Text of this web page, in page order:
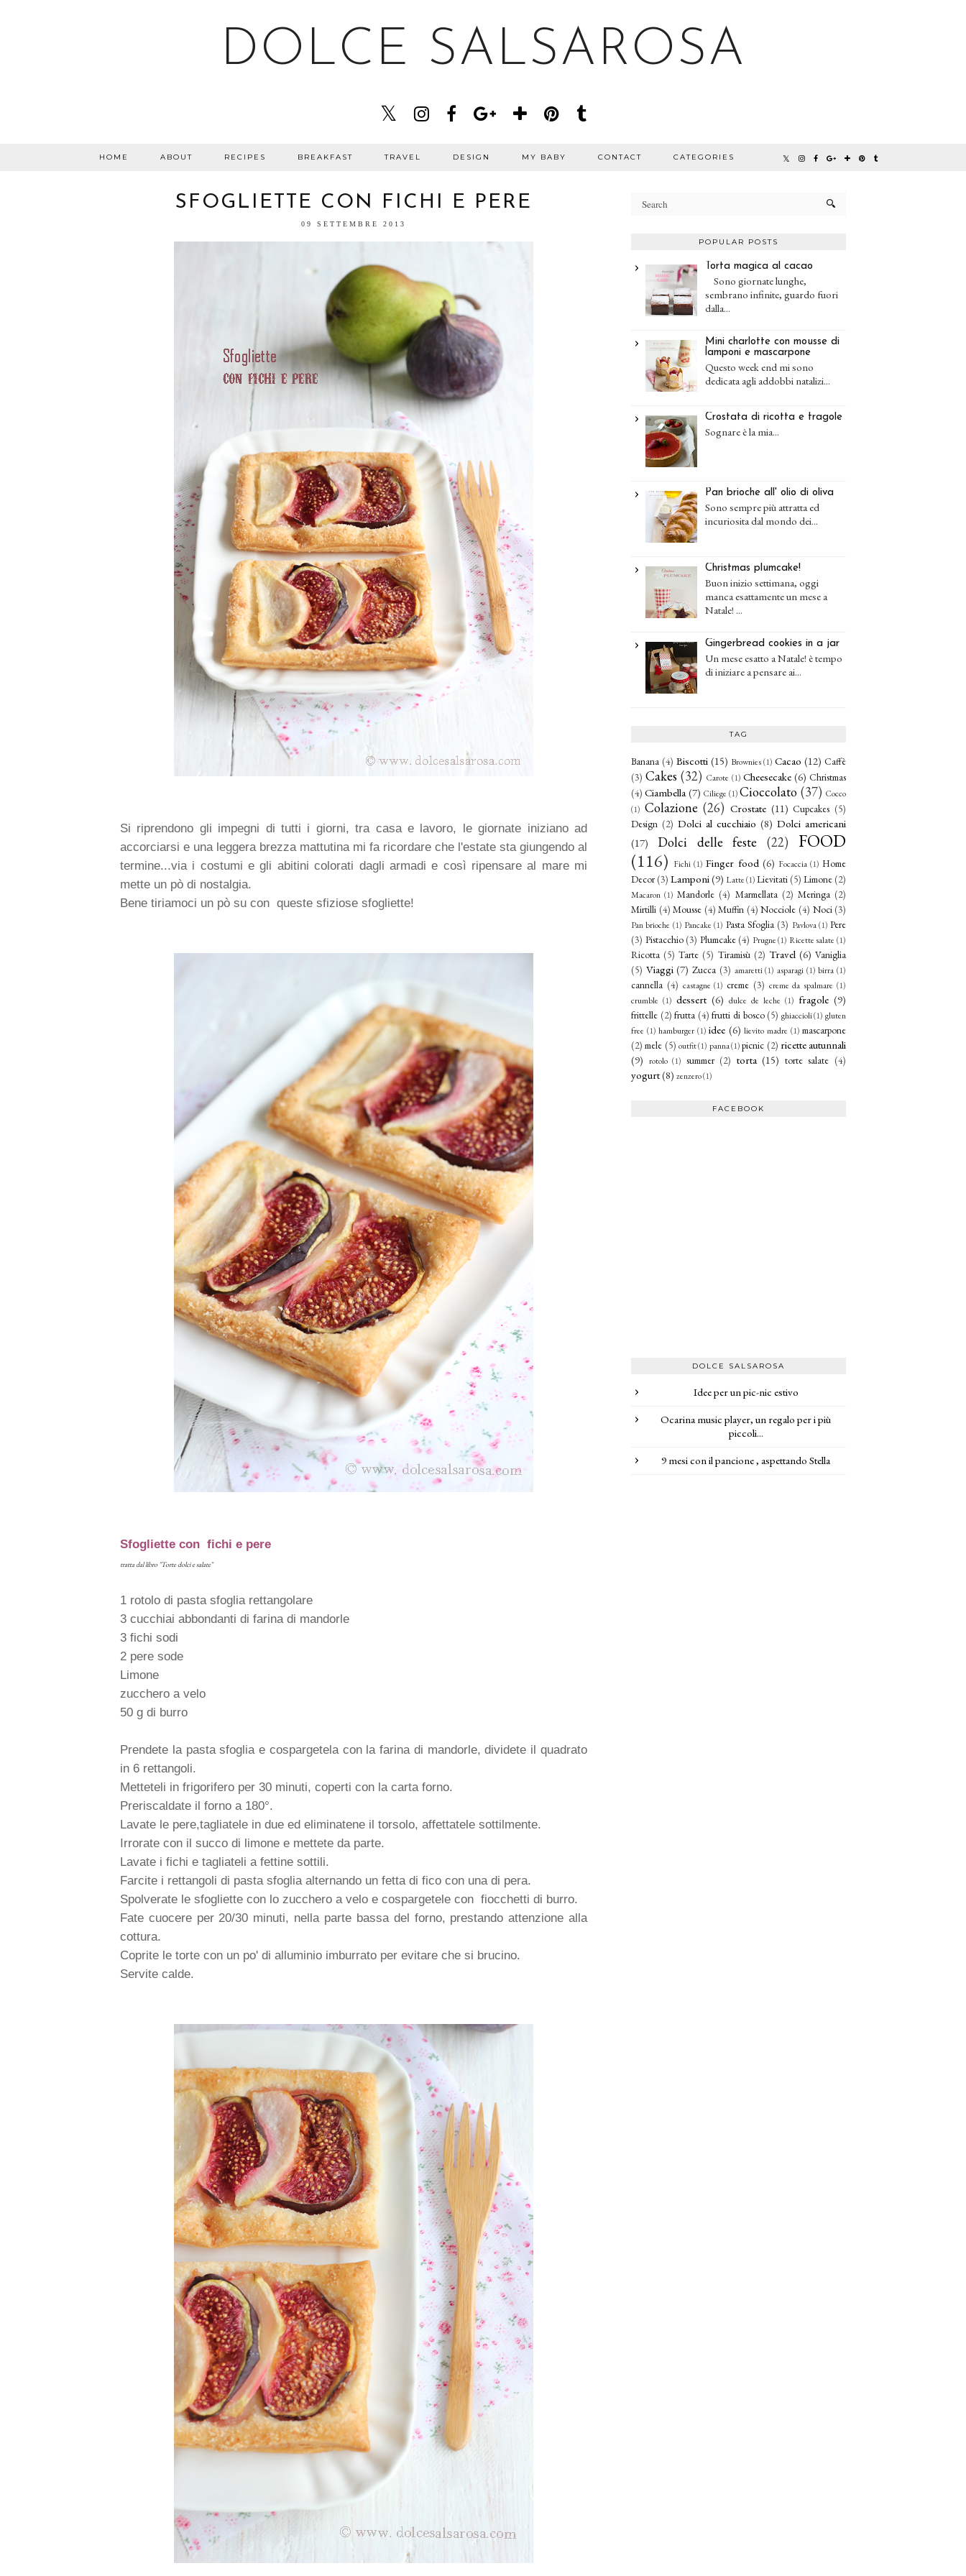
DOLCE SALSAROSA
HOME ABOUT RECIPES BREAKFAST TRAVEL DESIGN MY BABY CONTACT CATEGORIES
SFOGLIETTE CON FICHI E PERE
09 SETTEMBRE 2013
Si riprendono gli impegni di tutti i giorni, tra casa e lavoro, le giornate iniziano ad
accorciarsi e una leggera brezza mattutina mi fa ricordare che l'estate sta giungendo al
termine...via i costumi e gli abitini colorati dagli armadi e così ripensare al mare mi
mette un pò di nostalgia.
Bene tiriamoci un pò su con queste sfiziose sfogliette!
Sfogliette con fichi e pere
tratta dal libro "Torte dolci e salate"
1 rotolo di pasta sfoglia rettangolare
3 cucchiai abbondanti di farina di mandorle
3 fichi sodi
2 pere sode
Limone
zucchero a velo
50 g di burro
Prendete la pasta sfoglia e cospargetela con la farina di mandorle, dividete il quadrato
in 6 rettangoli.
Metteteli in frigorifero per 30 minuti, coperti con la carta forno.
Preriscaldate il forno a 180°.
Lavate le pere,tagliatele in due ed eliminatene il torsolo, affettatele sottilmente.
Irrorate con il succo di limone e mettete da parte.
Lavate i fichi e tagliateli a fettine sottili.
Farcite i rettangoli di pasta sfoglia alternando un fetta di fico con una di pera.
Spolverate le sfogliette con lo zucchero a velo e cospargetele con fiocchetti di burro.
Fate cuocere per 20/30 minuti, nella parte bassa del forno, prestando attenzione alla
cottura.
Coprite le torte con un po' di alluminio imburrato per evitare che si brucino.
Servite calde.
POPULAR POSTS
Torta magica al cacao
Sono giornate lunghe,
sembrano infinite, guardo fuori
dalla...
Mini charlotte con mousse di
lamponi e mascarpone
Questo week end mi sono
dedicata agli addobbi natalizi...
Crostata di ricotta e fragole
Sognare è la mia...
Pan brioche all' olio di oliva
Sono sempre più attratta ed
incuriosita dal mondo dei...
Christmas plumcake!
Buon inizio settimana, oggi
manca esattamente un mese a
Natale! ...
Gingerbread cookies in a jar
Un mese esatto a Natale! è tempo
di iniziare a pensare ai...
TAG
Banana (4) Biscotti (15) Brownies(1) Cacao (12) Caffè
(3) Cakes (32) Carote (1) Cheesecake (6) Christmas
(4) Ciambella(7) Ciliege (1)Cioccolato (37) Cocco
(1) Colazione (26) Crostate (11) Cupcakes (5)
Design (2) Dolci al cucchiaio (8) Dolci americani
(17)
Dolci delle feste (22)
FOOD
(116) Fichi (1) Finger food (6) Focaccia (1) Home
Decor (3) Lamponi(9) Latte(1)Lievitati (5) Limone (2)
Macaron (1) Mandorle (4) Marmellata (2) Meringa (2)
Mirtilli (4) Mousse (4) Muffin (4) Nocciole (4) Noci (3)
Pan brioche (1) Pancake (1) Pasta Sfoglia (3) Pavlova (1) Pere
(3) Pistacchio (3) Plumcake (4) Prugne (1) Ricette salate (1)
Ricotta (5) Tarte (5) Tiramisù (2) Travel (6) Vaniglia
(5) Viaggi (7) Zucca (3) amaretti (1) asparagi (1) birra (1)
cannella (4) castagne (1) creme (3) creme da spalmare (1)
crumble (1) dessert (6) dulce de leche (1) fragole (9)
frittelle (2) frutta (4) frutti di bosco (5) ghiaccioli(1) gluten
free (1) hamburger (1) idee (6) lievito madre (1) mascarpone
(2) mele (5) outfit(1) panna(1)picnic (2) ricette autunnali
(9) rotolo (1) summer (2) torta (15) torte salate (4)
yogurt(8) zenzero(1)
FACEBOOK
DOLCE SALSAROSA
Idee per un pic-nic estivo
Ocarina music player, un regalo per i più
piccoli...
9 mesi con il pancione , aspettando Stella